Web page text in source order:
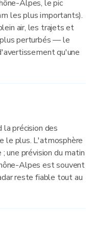
Alpes, le pic
les plus importants).
air, les trajets et
perturbés — le
qu'une
précision des
le plus. L'atmosphère
une prévision du matin
Alpes est souvent
reste fiable tout au